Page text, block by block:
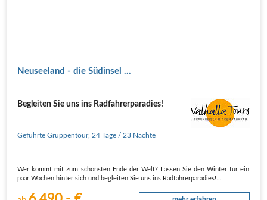
Neuseeland - die Südinsel ...
Begleiten Sie uns ins Radfahrerparadies!
Geführte Gruppentour, 24 Tage / 23 Nächte
Wer kommt mit zum schönsten Ende der Welt? Lassen Sie den Winter für ein
paar Wochen hinter sich und begleiten Sie uns ins Radfahrerparadies!
Nicht nur die großartigen, landschaftlichen Kontraste auf kleinstem Raum lassen